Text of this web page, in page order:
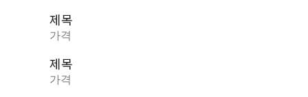
제목
가격
제목
가격